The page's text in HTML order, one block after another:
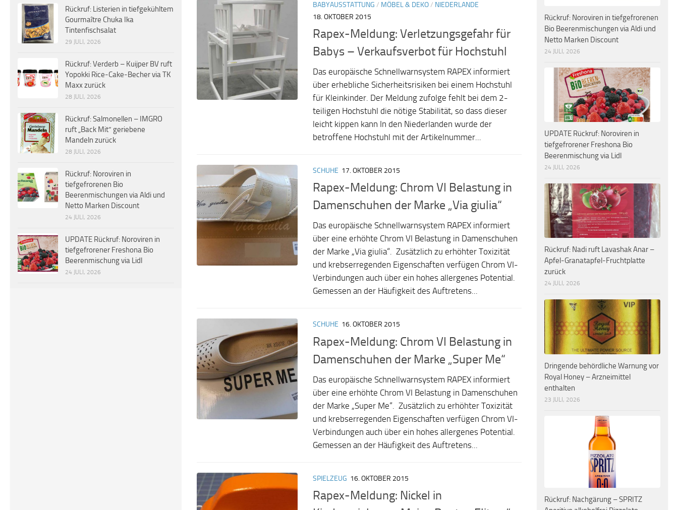
BABYAUSSTATTUNG / MÖBEL & DEKO/ NIEDERLANDE
18. OKTOBER 2015
Rapex-Meldung: Verletzungsgefahr für
Babys – Verkaufsverbot für Hochstuhl
Das europäische Schnellwarnsystem RAPEX informiert
über erhebliche Sicherheitsrisiken bei einem Hochstuhl
für Kleinkinder. Der Meldung zufolge fehlt bei dem 2-
teiligen Hochstuhl die nötige Stabilität, so dass dieser
leicht kippen kann In den Niederlanden wurde der
betroffene Hochstuhl mit der Artikelnummer...
SCHUHE 17. OKTOBER 2015
Rapex-Meldung: Chrom VI Belastung in
Damenschuhen der Marke „Via giulia“
Das europäische Schnellwarnsystem RAPEX informiert
über eine erhöhte Chrom VI Belastung in Damenschuhen
der Marke „Via giulia“. Zusätzlich zu erhöhter Toxizität
und krebserregenden Eigenschaften verfügen Chrom VI-
Verbindungen auch über ein hohes allergenes Potential.
Gemessen an der Häufigkeit des Auftretens...
SCHUHE 16. OKTOBER 2015
Rapex-Meldung: Chrom VI Belastung in
Damenschuhen der Marke „Super Me“
Das europäische Schnellwarnsystem RAPEX informiert
über eine erhöhte Chrom VI Belastung in Damenschuhen
der Marke „Super Me“. Zusätzlich zu erhöhter Toxizität
und krebserregenden Eigenschaften verfügen Chrom VI-
Verbindungen auch über ein hohes allergenes Potential.
Gemessen an der Häufigkeit des Auftretens...
SPIELZEUG 16. OKTOBER 2015
Rapex-Meldung: Nickel in
Rückruf: Listerien in tiefgekühltem
Gourmaître Chuka Ika
Tintenfischsalat
29 JULI, 2026
Rückruf: Verderb – Kuijper BV ruft
Yopokki Rice-Cake-Becher via TK
Maxx zurück
28 JULI, 2026
Rückruf: Salmonellen – IMGRO
ruft „Back Mit“ geriebene
Mandeln zurück
28 JULI, 2026
Rückruf: Noroviren in
tiefgefrorenen Bio
Beerenmischungen via Aldi und
Netto Marken Discount
24 JULI, 2026
UPDATE Rückruf: Noroviren in
tiefgefrorener Freshona Bio
Beerenmischung via Lidl
24 JULI, 2026
Rückruf: Noroviren in tiefgefrorenen
Bio Beerenmischungen via Aldi und
Netto Marken Discount
24 JULI, 2026
UPDATE Rückruf: Noroviren in
tiefgefrorener Freshona Bio
Beerenmischung via Lidl
24 JULI, 2026
Rückruf: Nadi ruft Lavashak Anar –
Apfel-Granatapfel-Fruchtplatte
zurück
24 JULI, 2026
Dringende behördliche Warnung vor
Royal Honey – Arzneimittel
enthalten
23 JULI, 2026
Rückruf: Nachgärung – SPRITZ